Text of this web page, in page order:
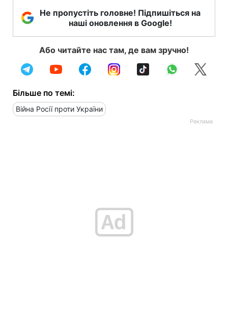
Не пропустіть головне! Підпишіться на
наші оновлення в Google!
Або читайте нас там, де вам зручно!
Більше по темі:
Війна Росії проти України